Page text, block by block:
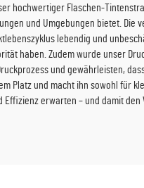
hochwertiger Flaschen-
und Umgebungen bietet.
lebendig und
haben. Zudem wurde unser
und gewährleisten,
Platz und macht ihn sowohl für
Effizienz erwarten – und damit